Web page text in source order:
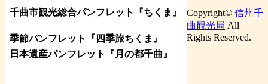
千曲市観光総合パンフレット 『ちくま 』
季節パンフレット『四季旅ちくま』
日本遺産パンフレット
『月の都千曲 』
Copyright© 信州千
曲観光局 All
Rights Reserved.